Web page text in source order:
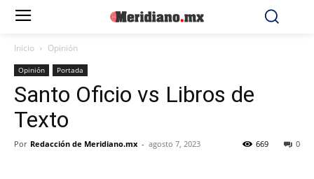
Inicio Opinión
Opinión Portada
Santo Oficio vs Libros de
Texto
Por Redacción de Meridiano.mx - agosto 7, 2023 0
669